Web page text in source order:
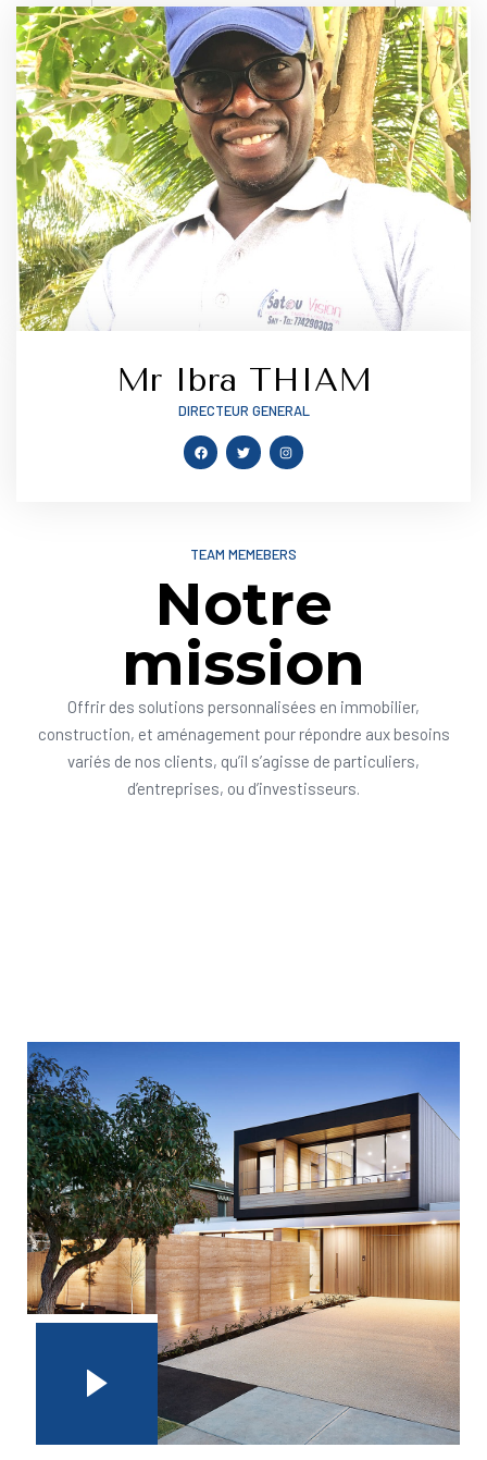
Mr Ibra THIAM
DIRECTEUR GENERAL
TEAM MEMEBERS
Notre
mission
Offrir des solutions personnalisées en immobilier,
construction, et aménagement pour répondre aux besoins
variés de nos clients, qu’il s’agisse de particuliers,
d’entreprises, ou d’investisseurs.